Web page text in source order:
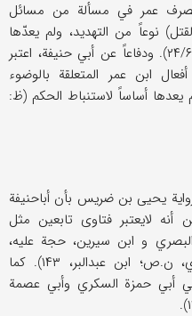
تصرف عمر في مسألة من مسائل
نوعاً من التهدید، ولم یعدّها
، ۲۴/۶۸). ودفاعاً عن أبي حنیفة، اعتبر
ابن عمر المتعلقة بالوضوء
أساساً لاستنباط الحکم (ظ:
یحیی بن ضریس بأن أباحنیفة
أنه لایعتبر فتاوی تابعین مثل
و ابن سیرین، حجة علیه،
ویری نفسه مجتهداً مثلهم (الصیمري، ن.ص؛ ابن عبدالبر، ۱۴۳). کما
أبي حمزة السکري وأبي عصمة